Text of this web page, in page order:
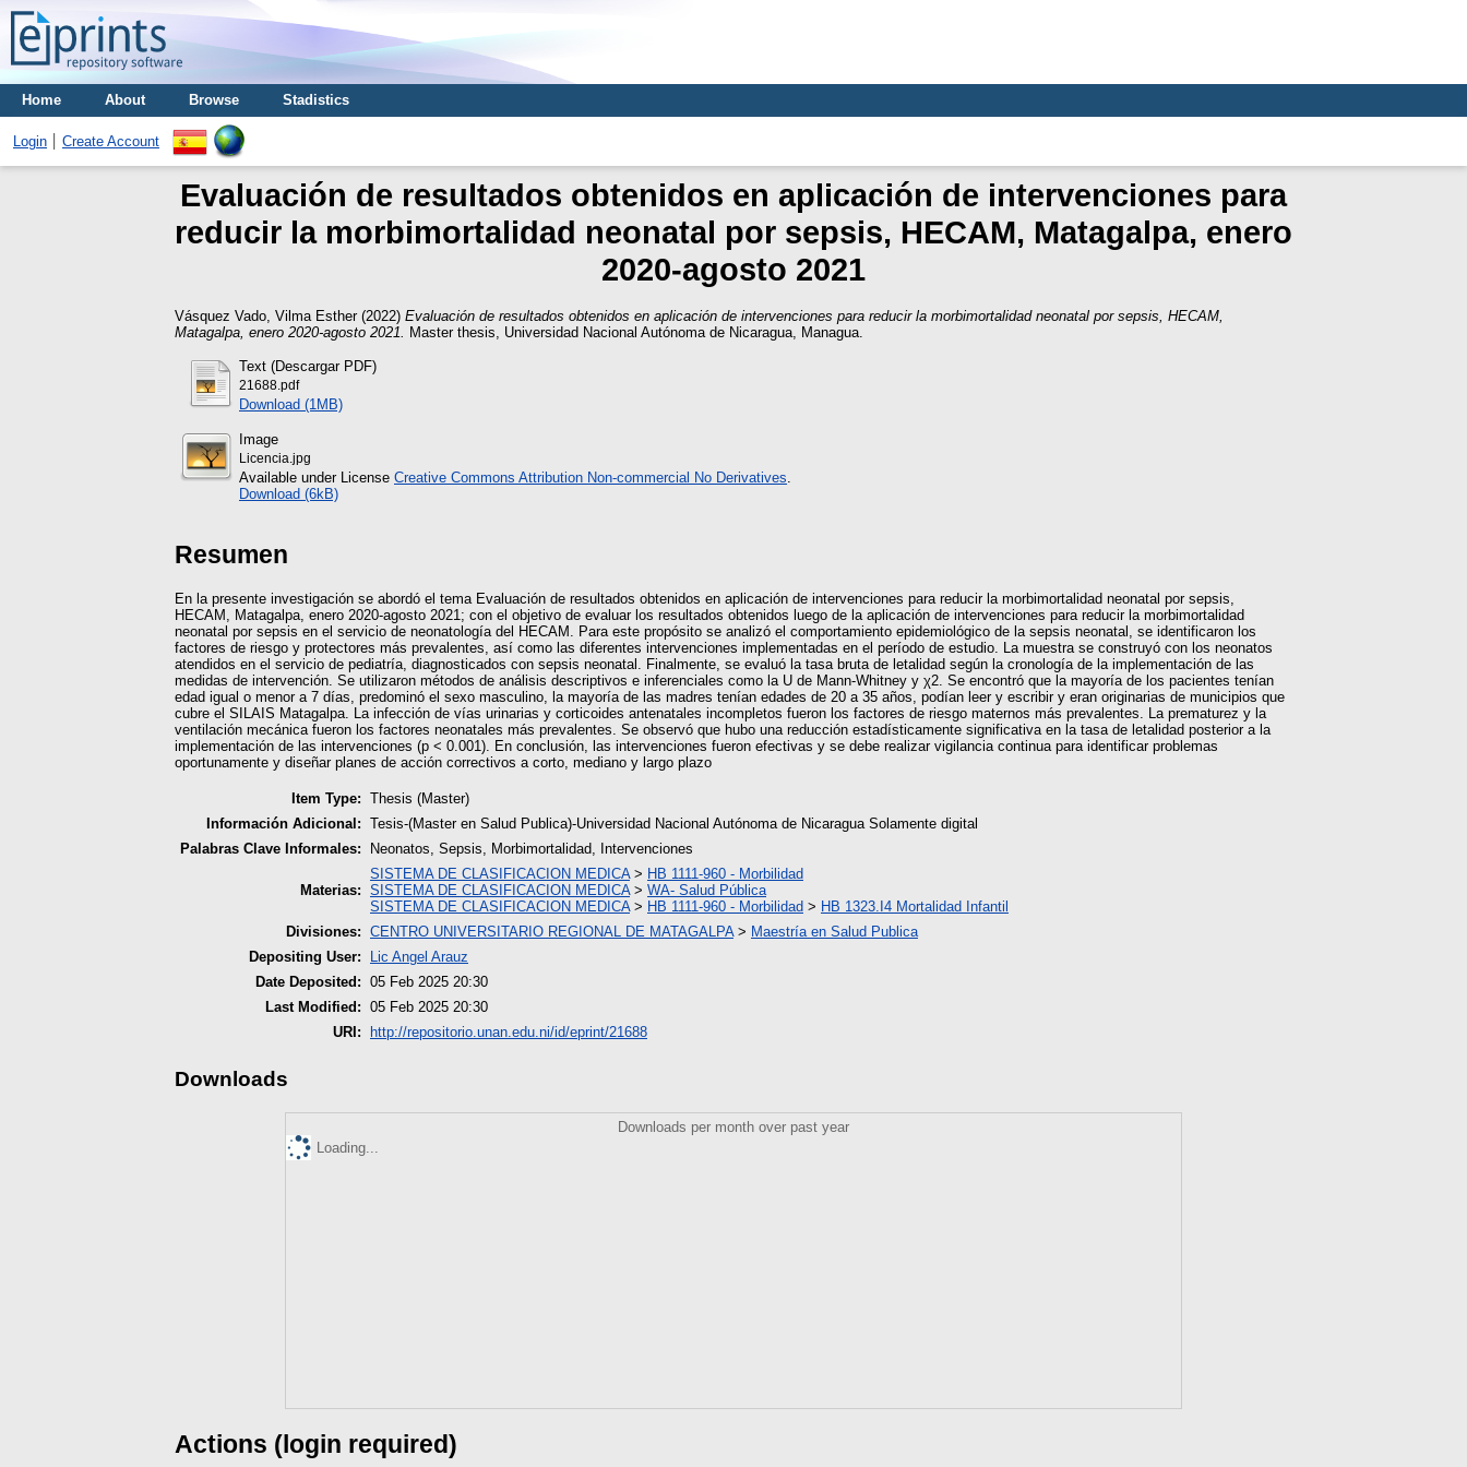
Home About Browse Stadistics
Login Create Account
Evaluación de resultados obtenidos en aplicación de intervenciones para
reducir la morbimortalidad neonatal por sepsis, HECAM, Matagalpa, enero
2020-agosto 2021
Vásquez Vado, Vilma Esther(2022) Evaluación de resultados obtenidos en aplicación de intervenciones para reducir la morbimortalidad neonatal por sepsis, HECAM,
Matagalpa, enero 2020-agosto 2021.
Master thesis, Universidad Nacional Autónoma de Nicaragua, Managua.
Text (Descargar PDF)
21688.pdf
Download (1MB)
Image
Licencia.jpg
Available under License Creative Commons Attribution Non-commercial No Derivatives
Download (6kB)
Resumen
En la presente investigación se abordó el tema Evaluación de resultados obtenidos en aplicación de intervenciones para reducir la morbimortalidad neonatal por sepsis,
HECAM, Matagalpa, enero 2020-agosto 2021; con el objetivo de evaluar los resultados obtenidos luego de la aplicación de intervenciones para reducir la morbimortalidad
neonatal por sepsis en el servicio de neonatología del HECAM. Para este propósito se analizó el comportamiento epidemiológico de la sepsis neonatal, se identificaron los
factores de riesgo y protectores más prevalentes, así como las diferentes intervenciones implementadas en el período de estudio. La muestra se construyó con los neonatos
atendidos en el servicio de pediatría, diagnosticados con sepsis neonatal. Finalmente, se evaluó la tasa bruta de letalidad según la cronología de la implementación de las
medidas de intervención. Se utilizaron métodos de análisis descriptivos e inferenciales como la U de Mann-Whitney y χ2. Se encontró que la mayoría de los pacientes tenían
edad igual o menor a 7 días, predominó el sexo masculino, la mayoría de las madres tenían edades de 20 a 35 años, podían leer y escribir y eran originarias de municipios que
cubre el SILAIS Matagalpa. La infección de vías urinarias y corticoides antenatales incompletos fueron los factores de riesgo maternos más prevalentes. La prematurez y la
ventilación mecánica fueron los factores neonatales más prevalentes. Se observó que hubo una reducción estadísticamente significativa en la tasa de letalidad posterior a la
implementación de las intervenciones (p < 0.001). En conclusión, las intervenciones fueron efectivas y se debe realizar vigilancia continua para identificar problemas
oportunamente y diseñar planes de acción correctivos a corto, mediano y largo plazo
Item Type: Thesis (Master)
Información Adicional: Tesis-(Master en Salud Publica)-Universidad Nacional Autónoma de Nicaragua Solamente digital
Palabras Clave Informales:
Neonatos, Sepsis, Morbimortalidad, Intervenciones
Materias:
SISTEMA DE CLASIFICACION MEDICA> HB 1111-960 - Morbilidad
SISTEMA DE CLASIFICACION MEDICA> WA- Salud Pública
SISTEMA DE CLASIFICACION MEDICA> HB 1111-960 - Morbilidad > HB 1323.I4 Mortalidad Infantil
Divisiones: CENTRO UNIVERSITARIO REGIONAL DE MATAGALPA> Maestría en Salud Publica
Depositing User:
Lic Angel Arauz
Date Deposited: 05 Feb 2025 20:30
Last Modified: 05 Feb 2025 20:30
URI:
http://repositorio.unan.edu.ni/id/eprint/21688
Downloads
Downloads per month over past year
Loading...
Actions (login required)